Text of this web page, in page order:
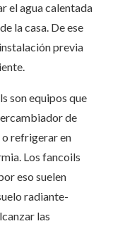
el agua calentada
la casa. De ese
previa
son equipos que
de
o refrigerar en
Los fancoils
eso suelen
radiante-
las